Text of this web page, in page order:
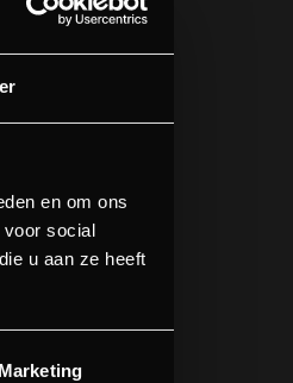
en om ons
voor social
u aan ze heeft
Marketing